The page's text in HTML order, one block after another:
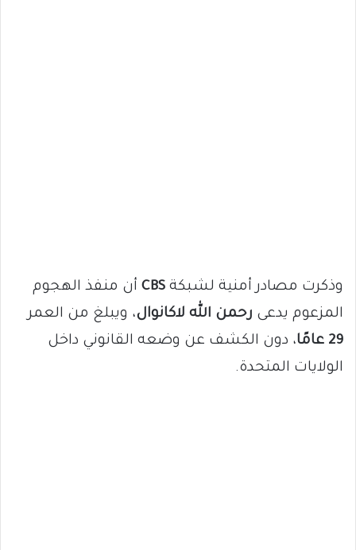
وذكرت مصادر أمنية لشبكة CBS أن منفذ الهجوم
المزعوم يدعى رحمن الله لاكانوال، ويبلغ من العمر
29 عامًا
، دون الكشف عن وضعه القانوني داخل
الولايات المتحدة.